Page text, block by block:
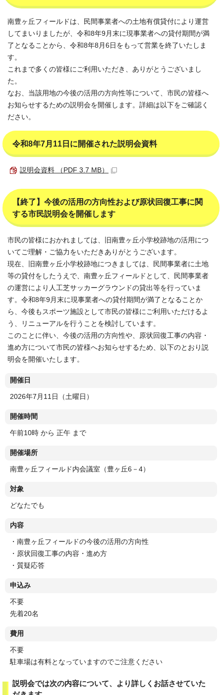
南豊ヶ丘フィールドは、民間事業者への土地有償貸付により運営
してまいりましたが、令和8年9月末に現事業者への貸付期間が満
了となることから、令和8年8月6日をもって営業を終了いたしま
す。
これまで多くの皆様にご利用いただき、ありがとうございまし
た。
なお、当該用地の今後の活用の方向性等について、市民の皆様へ
お知らせするための説明会を開催します。詳細は以下をご確認く
ださい。
令和8年7月11日に開催された説明会資料
説明会資料 （PDF 3.7 MB）
【終了】今後の活用の方向性および原状回復工事に関
する市民説明会を開催します
市民の皆様におかれましては、旧南豊ヶ丘小学校跡地の活用につ
いてご理解・ご協力をいただきありがとうございます。
現在、旧南豊ヶ丘小学校跡地につきましては、民間事業者に土地
等の貸付をしたうえで、南豊ヶ丘フィールドとして、民間事業者
の運営により人工芝サッカーグラウンドの貸出等を行っていま
す。令和8年9月末に現事業者への貸付期間が満了となることか
ら、今後もスポーツ施設として市民の皆様にご利用いただけるよ
う、リニューアルを行うことを検討しています。
このことに伴い、今後の活用の方向性や、原状回復工事の内容・
進め方について市民の皆様へお知らせするため、以下のとおり説
明会を開催いたします。
開催日
2026年7月11日（土曜日）
開催時間
午前10時 から 正午 まで
開催場所
南豊ヶ丘フィールド内会議室（豊ヶ丘6－4）
対象
どなたでも
内容
・南豊ヶ丘フィールドの今後の活用の方向性
・原状回復工事の内容・進め方
・質疑応答
申込み
不要
先着20名
費用
不要
駐車場は有料となっていますのでご注意ください
説明会では次の内容について、より詳しくお話させていた